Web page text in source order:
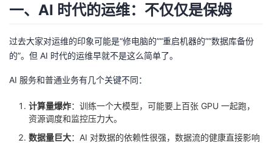
我
的
我
者
学
支
持
技的
一、AI 时代的运维：不仅仅是保姆
过去大家对运维的印象可能是“修电脑的”“重启机器的”“数据库备份
的”。但 AI 时代的运维早就不是这么简单了。
AI 服务和普通业务有几个关键不同：
计算量爆炸：训练一个大模型，可能要上百张 GPU 一起跑，
资源调度和监控压力大。
数据量巨大：AI 对数据的依赖性很强，数据流的健康直接影响